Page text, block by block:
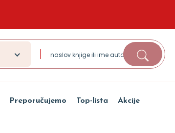
Preporučujemo Top-lista Akcije